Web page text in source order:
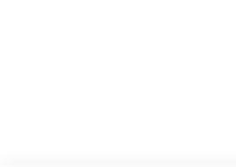
Rückstrahler Universal